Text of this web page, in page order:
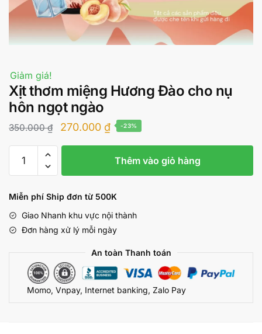
Giảm giá!
Xịt thơm miệng Hương Đào cho nụ
hôn ngọt ngào
350.000₫
Giá
gốc
350.000 ₫.
270.000 ₫Giá
hiện
tại
là:
270.000 ₫.
-23%
thơm
Hương
cho
nụ
ngào
Thêm vào giỏ hàng
Miễn phí Ship đơn từ 500K
Giao Nhanh khu vực nội thành
Đơn hàng xử lý mỗi ngày
An toàn Thanh toán
Momo, Vnpay, Internet banking, Zalo Pay